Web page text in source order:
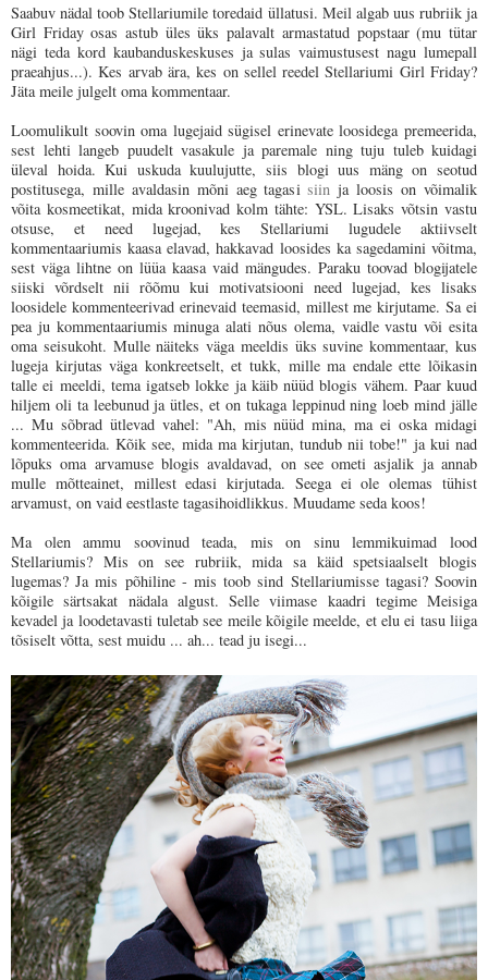
Saabuv nädal toob Stellariumile toredaid üllatusi. Meil algab uus rubriik ja
Girl Friday osas astub üles üks palavalt armastatud popstaar (mu tütar
nägi teda kord kaubanduskeskuses ja sulas vaimustusest nagu lumepall
praeahjus...). Kes arvab ära, kes on sellel reedel Stellariumi Girl Friday?
Jäta meile julgelt oma kommentaar.
Loomulikult soovin oma lugejaid sügisel erinevate loosidega premeerida,
sest lehti langeb puudelt vasakule ja paremale ning tuju tuleb kuidagi
üleval hoida. Kui uskuda kuulujutte, siis blogi uus mäng on seotud
postitusega, mille avaldasin mõni aeg tagasisiin ja loosis on võimalik
võita kosmeetikat, mida kroonivad kolm tähte: YSL. Lisaks võtsin vastu
otsuse, et need lugejad, kes Stellariumi lugudele aktiivselt
kommentaariumis kaasa elavad, hakkavad loosides ka sagedamini võitma,
sest väga lihtne on lüüa kaasa vaid mängudes. Paraku toovad blogijatele
siiski võrdselt nii rõõmu kui motivatsiooni need lugejad, kes lisaks
loosidele kommenteerivad erinevaid teemasid, millest me kirjutame. Sa ei
pea ju kommentaariumis minuga alati nõus olema, vaidle vastu või esita
oma seisukoht. Mulle näiteks väga meeldis üks suvine kommentaar, kus
lugeja kirjutas väga konkreetselt, et tukk, mille ma endale ette lõikasin
talle ei meeldi, tema igatseb lokke ja käib nüüd blogis vähem. Paar kuud
hiljem oli ta leebunud ja ütles, et on tukaga leppinud ning loeb mind jälle
... Mu sõbrad ütlevad vahel: "Ah, mis nüüd mina, ma ei oska midagi
kommenteerida. Kõik see, mida ma kirjutan, tundub nii tobe!" ja kui nad
lõpuks oma arvamuse blogis avaldavad, on see ometi asjalik ja annab
mulle mõtteainet, millest edasi kirjutada. Seega ei ole olemas tühist
arvamust, on vaid eestlaste tagasihoidlikkus. Muudame seda koos!
Ma olen ammu soovinud teada, mis on sinu lemmikuimad lood
Stellariumis? Mis on see rubriik, mida sa käid spetsiaalselt blogis
lugemas? Ja mis põhiline - mis toob sind Stellariumisse tagasi? Soovin
kõigile särtsakat nädala algust. Selle viimase kaadri tegime Meisiga
kevadel ja loodetavasti tuletab see meile kõigile meelde, et elu ei tasu liiga
tõsiselt võtta, sest muidu ... ah... tead ju isegi...